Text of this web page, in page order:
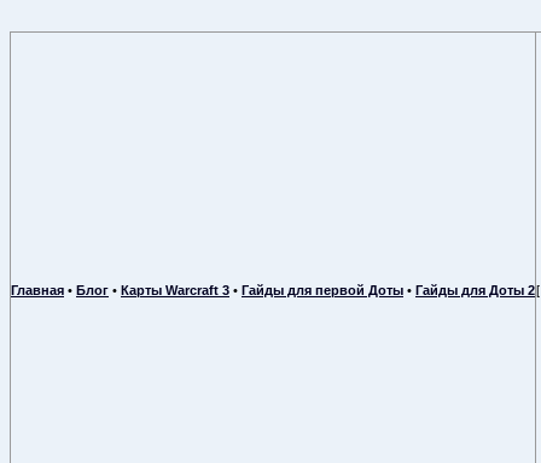
Главная • Блог • Карты Warcraft 3 • Гайды для первой Доты • Гайды для Доты 2